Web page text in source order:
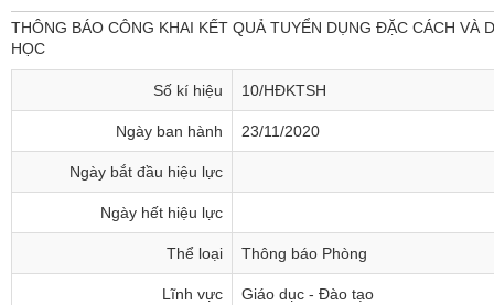
THÔNG BÁO CÔNG KHAI KẾT QUẢ TUYỂN DỤNG ĐẶC CÁCH VÀ
HỌC
Số kí hiệu 10/HĐKTSH
Ngày ban hành 23/11/2020
Ngày bắt đầu hiệu lực
Ngày hết hiệu lực
Thể loại Thông báo Phòng
Lĩnh vực Giáo dục - Đào tạo